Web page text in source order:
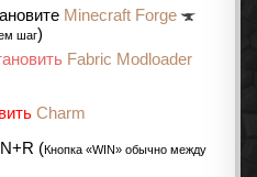
Minecraft Forge
шаг)
Fabric Modloader
Charm
(Кнопка «WIN» обычно между